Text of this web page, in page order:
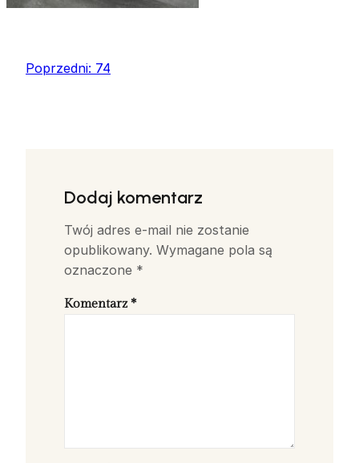
Poprzedni: 74
Dodaj komentarz
Twój adres e-mail nie zostanie
opublikowany. Wymagane pola są
oznaczone *
Komentarz*